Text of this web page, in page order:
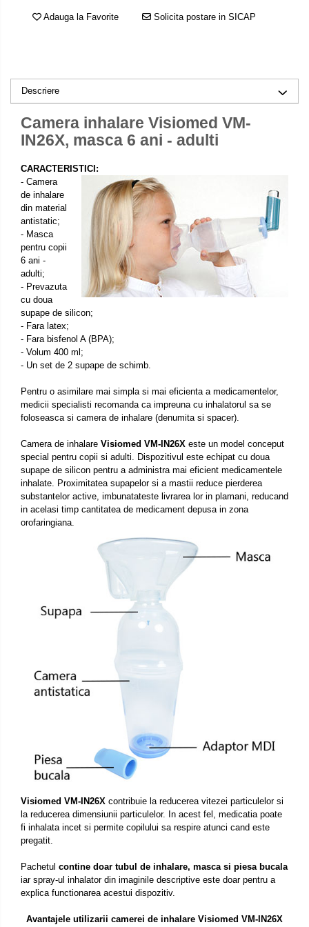
Adauga la Favorite Solicita postare in SICAP
Descriere
Camera inhalare Visiomed VM-
IN26X, masca 6 ani - adulti
CARACTERISTICI:
- Camera
de inhalare
din material
antistatic;
- Masca
pentru copii
6 ani -
adulti;
- Prevazuta
cu doua
supape de silicon;
- Fara latex;
- Fara bisfenol A (BPA);
- Volum 400 ml;
- Un set de 2 supape de schimb.
Pentru o asimilare mai simpla si mai eficienta a medicamentelor,
medicii specialisti recomanda ca impreuna cu inhalatorul sa se
foloseasca si camera de inhalare (denumita si spacer).
Camera de inhalare Visiomed VM-IN26X este un model conceput
special pentru copii si adulti. Dispozitivul este echipat cu doua
supape de silicon pentru a administra mai eficient medicamentele
inhalate. Proximitatea supapelor si a mastii reduce pierderea
substantelor active, imbunatateste livrarea lor in plamani, reducand
in acelasi timp cantitatea de medicament depusa in zona
orofaringiana.
Visiomed VM-IN26X contribuie la reducerea vitezei particulelor si
la reducerea dimensiunii particulelor. In acest fel, medicatia poate
fi inhalata incet si permite copilului sa respire atunci cand este
pregatit.
Pachetul contine doar tubul de inhalare, masca si piesa bucala
iar spray-ul inhalator din imaginile descriptive este doar pentru a
explica functionarea acestui dispozitiv.
Avantajele utilizarii camerei de inhalare Visiomed VM-IN26X